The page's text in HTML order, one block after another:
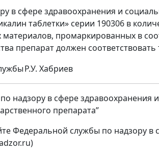
в сфере здравоохранения и
таблетки» серии 190306 в
промаркированных в
препарат должен
Р.У. Хабриев
надзору в сфере здравоохранения
препарата”
Федеральной службы по надзору в